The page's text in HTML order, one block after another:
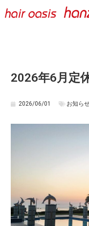
2026年6月定
2026/06/01 お知ら